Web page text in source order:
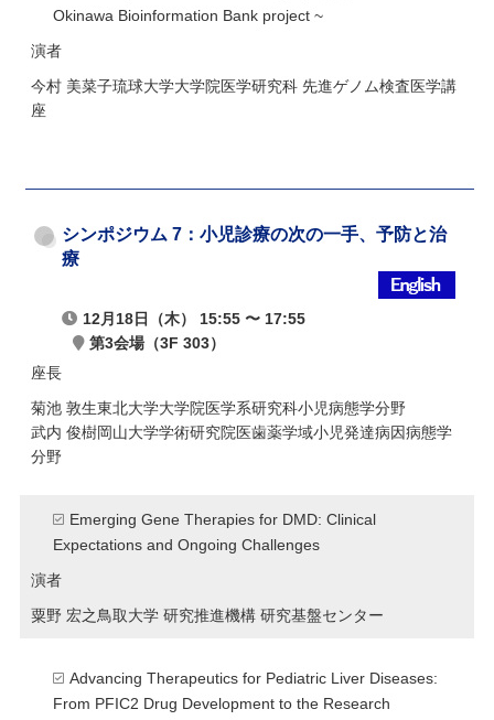
Okinawa Bioinformation Bank project ~
演者
今村 美菜子琉球大学大学院医学研究科 先進ゲノム検査医学講
座
シンポジウム 7：小児診療の次の一手、予防と治
療
12月18日（木） 15:55 〜 17:55
第3会場（3F 303）
座長
菊池 敦生東北大学大学院医学系研究科小児病態学分野
武内 俊樹岡山大学学術研究院医歯薬学域小児発達病因病態学
分野
Emerging Gene Therapies for DMD: Clinical
Expectations and Ongoing Challenges
演者
粟野 宏之鳥取大学 研究推進機構 研究基盤センター
Advancing Therapeutics for Pediatric Liver Diseases:
From PFIC2 Drug Development to the Research